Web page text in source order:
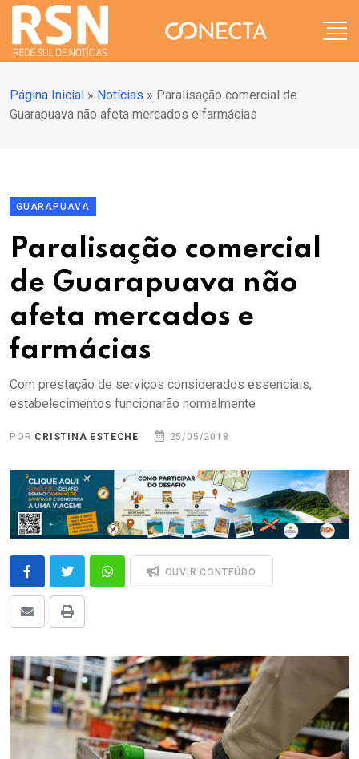
Página Inicial » Notícias » Paralisação comercial de
Guarapuava não afeta mercados e farmácias
GUARAPUAVA
Paralisação comercial
de Guarapuava não
afeta mercados e
farmácias
Com prestação de serviços considerados essenciais,
estabelecimentos funcionarão normalmente
POR CRISTINA ESTECHE 25/05/2018
OUVIR CONTEÚDO